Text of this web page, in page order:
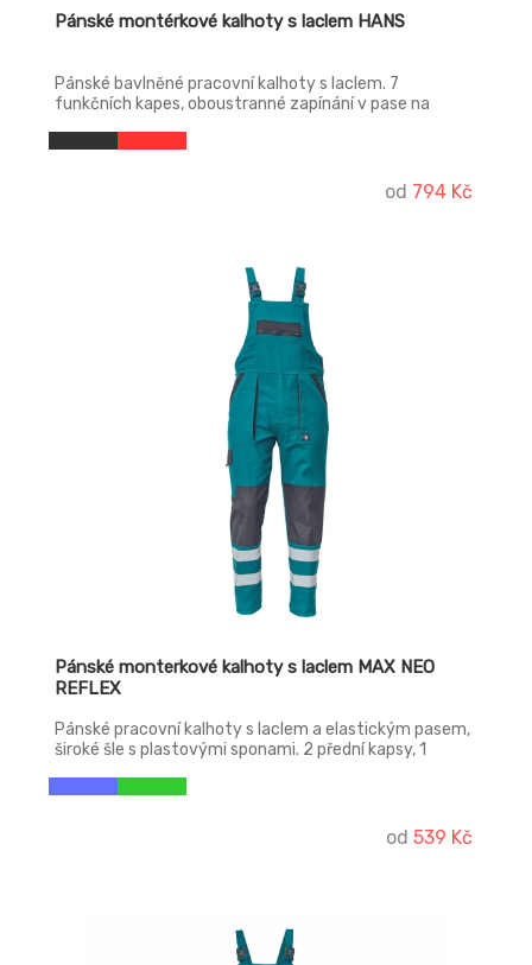
Pánské montérkové kalhoty s laclem HANS
Pánské bavlněné pracovní kalhoty s laclem. 7
funkčních kapes, oboustranné zapínání v pase na
od 794 Kč
Pánské monterkové kalhoty s laclem MAX NEO
REFLEX
Pánské pracovní kalhoty s laclem a elastickým pasem,
široké šle s plastovými sponami. 2 přední kapsy, 1
od 539 Kč